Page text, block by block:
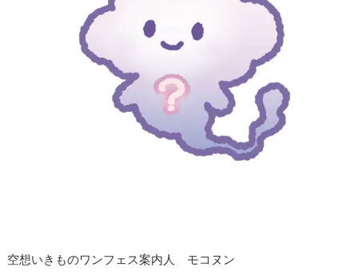
空想いきものワンフェス案内人 モコヌン